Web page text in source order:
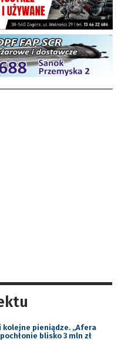
kolejne pieniądze. „Afera
blisko 3 mln zł